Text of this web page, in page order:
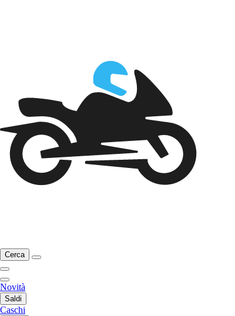
Cerca
Novità
Saldi
Caschi